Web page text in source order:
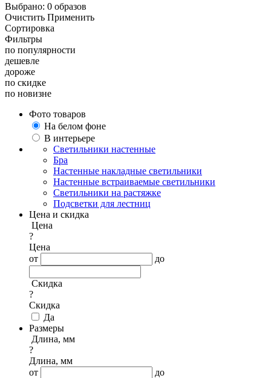
Выбрано: 0 образов
Очистить Применить
Сортировка
Фильтры
по популярности
дешевле
дороже
по скидке
по новизне
Фото товаров
На белом фоне
В интерьере
Светильники настенные
Бра
Настенные накладные светильники
Настенные встраиваемые светильники
Светильники на растяжке
Подсветки для лестниц
Цена и скидка
Цена
?
Цена
от
до
Скидка
?
Скидка
Да
Размеры
Длина, мм
?
Длина, мм
от
до